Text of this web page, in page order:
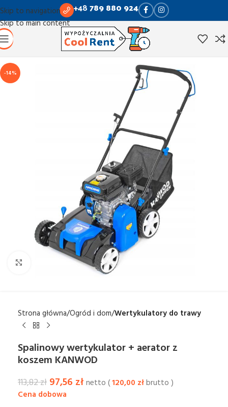
Skip to navigation
Skip to main content
+48789 880 924
-14%
Kliknij aby powiększyć
Strona główna Ogród i dom Wertykulatory do trawy
Spalinowy wertykulator + aerator z
koszem KANWOD
113,82zł 97,56 zł netto (120,00 złbrutto )